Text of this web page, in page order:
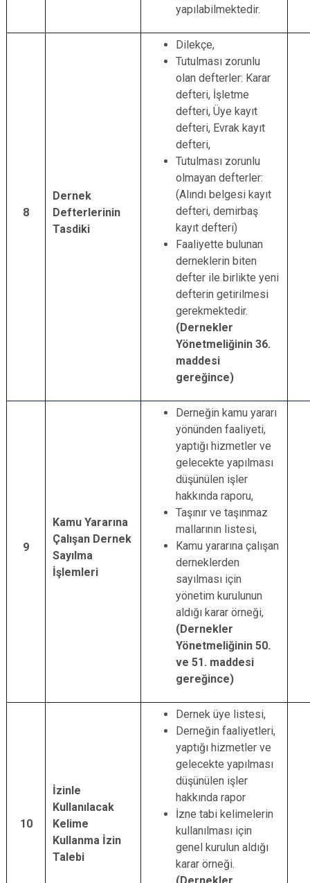
yapılabilmektedir.
8
Dernek
Defterlerinin
Tasdiki
Dilekçe,
Tutulması zorunlu
olan defterler: Karar
defteri, İşletme
defteri, Üye kayıt
defteri, Evrak kayıt
defteri,
Tutulması zorunlu
olmayan defterler:
(Alındı belgesi kayıt
defteri, demirbaş
kayıt defteri)
Faaliyette bulunan
derneklerin biten
defter ile birlikte yeni
defterin getirilmesi
gerekmektedir.
(Dernekler
Yönetmeliğinin 36.
maddesi
gereğince)
9
Kamu Yararına
Çalışan Dernek
Sayılma
İşlemleri
Derneğin kamu yararı
yönünden faaliyeti,
yaptığı hizmetler ve
gelecekte yapılması
düşünülen işler
hakkında raporu,
Taşınır ve taşınmaz
mallarının listesi,
Kamu yararına çalışan
derneklerden
sayılması için
yönetim kurulunun
aldığı karar örneği,
(Dernekler
Yönetmeliğinin 50.
ve 51. maddesi
gereğince)
10
İzinle
Kullanılacak
Kelime
Kullanma İzin
Talebi
Dernek üye listesi,
Derneğin faaliyetleri,
yaptığı hizmetler ve
gelecekte yapılması
düşünülen işler
hakkında rapor
İzne tabi kelimelerin
kullanılması için
genel kurulun aldığı
karar örneği.